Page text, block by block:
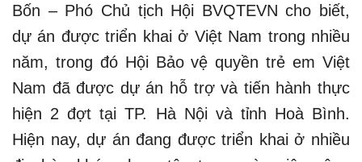
Bốn – Phó Chủ tịch Hội BVQTEVN cho biết,
dự án được triển khai ở Việt Nam trong nhiều
năm, trong đó Hội Bảo vệ quyền trẻ em Việt
Nam đã được dự án hỗ trợ và tiến hành thực
hiện 2 đợt tại TP. Hà Nội và tỉnh Hoà Bình.
Hiện nay, dự án đang được triển khai ở nhiều